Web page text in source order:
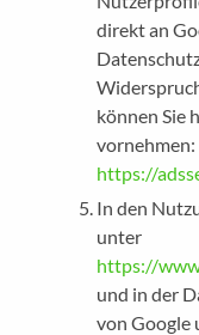
direkt an
können Sie
vornehmen:
https://
In den
unter
https://
und in der
von Google